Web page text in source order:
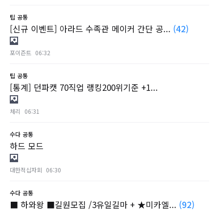
팁 공통
[신규 이벤트] 아라드 수족관 메이커 간단 공... (42)
포이즌트 06:32
팁 공통
[통계] 던파캣 70직업 랭킹200위기준 +1...
체리 06:31
수다 공통
하드 모드
대한적십자회 06:30
수다 공통
■ 하와왕 ■길원모집 /3유일길마 + ★미카엘... (92)